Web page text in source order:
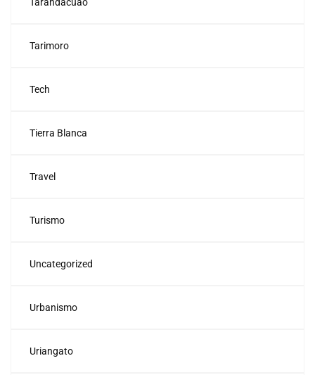
Tarandacuao
Tarimoro
Tech
Tierra Blanca
Travel
Turismo
Uncategorized
Urbanismo
Uriangato